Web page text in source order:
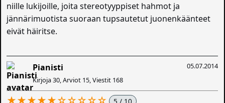
niille lukijoille, joita stereotyyppiset hahmot ja
jännärimuotista suoraan tupsautetut juonenkäänteet
eivät häiritse.
05.07.2014
Pianisti
Kirjoja 30, Arviot 15, Viestit 168